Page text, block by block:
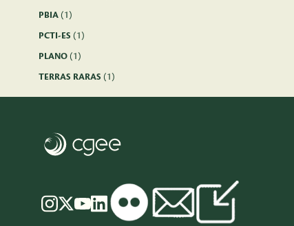
PBIA (1)
PCTI-ES (1)
PLANO (1)
TERRAS RARAS (1)